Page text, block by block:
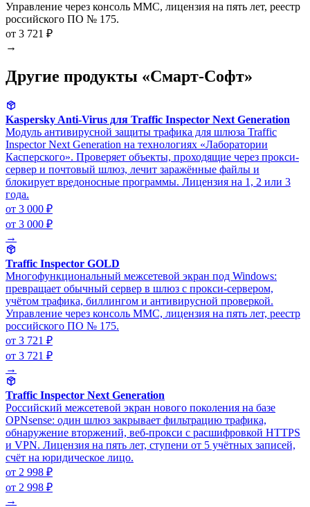
Управление через консоль MMC, лицензия на пять лет, реестр
российского ПО № 175.
от 3 721 ₽
→
Другие продукты «Смарт-Софт»
Kaspersky Anti-Virus для Traffic Inspector Next Generation
Модуль антивирусной защиты трафика для шлюза Traffic
Inspector Next Generation на технологиях «Лаборатории
Касперского». Проверяет объекты, проходящие через прокси-
сервер и почтовый шлюз, лечит заражённые файлы и
блокирует вредоносные программы. Лицензия на 1, 2 или 3
года.
от 3 000 ₽
от 3 000 ₽
→
Traffic Inspector GOLD
Многофункциональный межсетевой экран под Windows:
превращает обычный сервер в шлюз с прокси-сервером,
учётом трафика, биллингом и антивирусной проверкой.
Управление через консоль MMC, лицензия на пять лет, реестр
российского ПО № 175.
от 3 721 ₽
от 3 721 ₽
→
Traffic Inspector Next Generation
Российский межсетевой экран нового поколения на базе
OPNsense: один шлюз закрывает фильтрацию трафика,
обнаружение вторжений, веб-прокси с расшифровкой HTTPS
и VPN. Лицензия на пять лет, ступени от 5 учётных записей,
счёт на юридическое лицо.
от 2 998 ₽
от 2 998 ₽
→